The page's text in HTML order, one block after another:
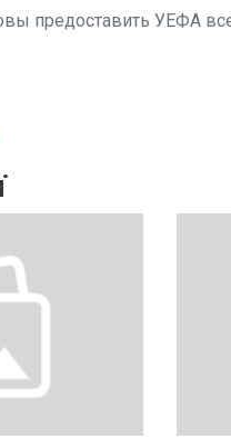
предоставить УЕФА